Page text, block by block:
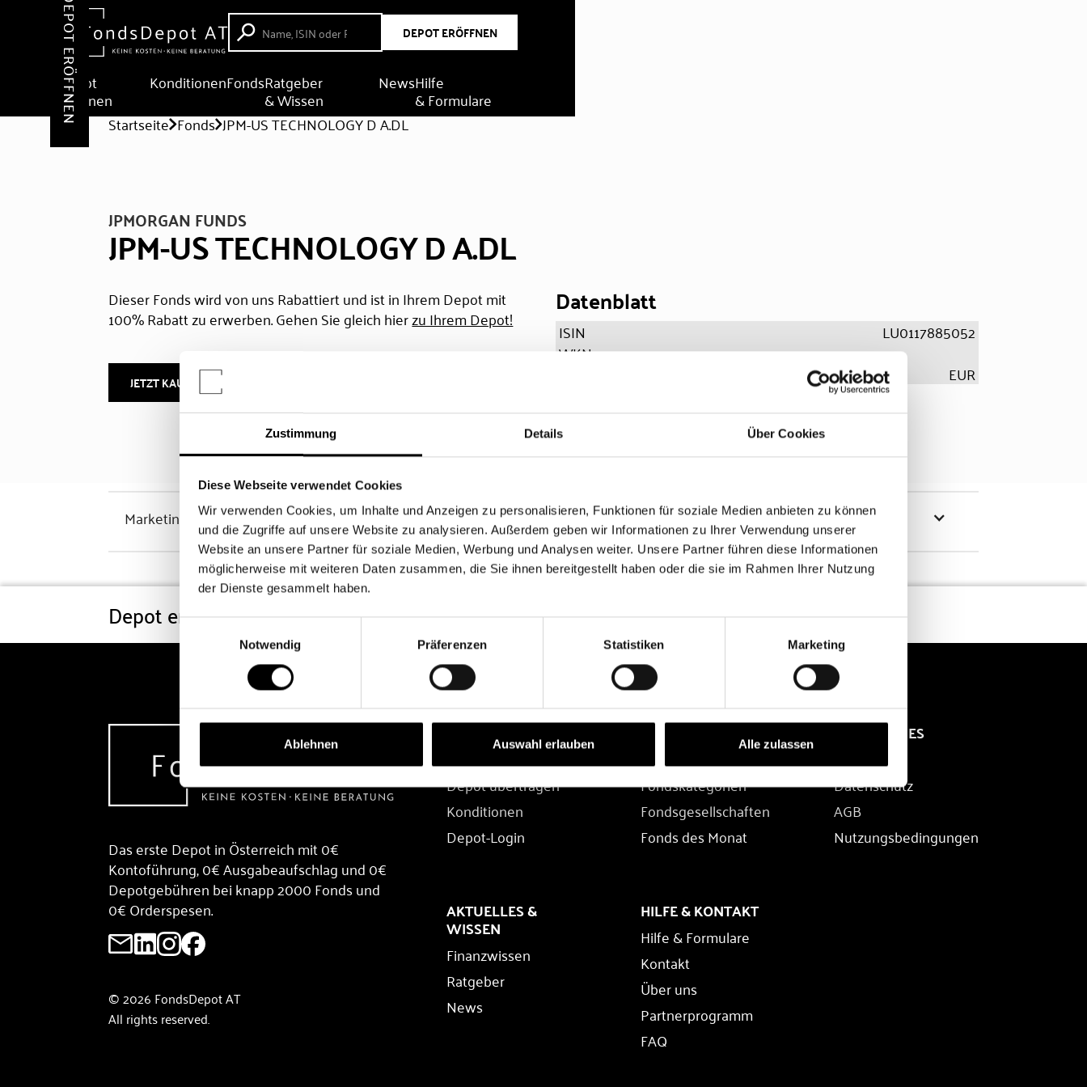
Zustimmung Details Über Cookies
Diese Webseite verwendet Cookies
Wir verwenden Cookies, um Inhalte und Anzeigen zu personalisieren, Funktionen für soziale Medien anbieten zu können
und die Zugriffe auf unsere Website zu analysieren. Außerdem geben wir Informationen zu Ihrer Verwendung unserer
Website an unsere Partner für soziale Medien, Werbung und Analysen weiter. Unsere Partner führen diese Informationen
möglicherweise mit weiteren Daten zusammen, die Sie ihnen bereitgestellt haben oder die sie im Rahmen Ihrer Nutzung
der Dienste gesammelt haben.
Einwilligungsauswahl
Notwendig
Präferenzen Statistiken Marketing
Ablehnen Auswahl erlauben Alle zulassen
DEPOT ERÖFFNEN
Depot
eröffnen
KonditionenFondsRatgeber
& Wissen
NewsHilfe
& Formulare
DEPOT ERÖFFNEN Startseite Fonds JPM-US TECHNOLOGY D A.DL
JPMORGAN FUNDS
JPM-US TECHNOLOGY D A.DL
Dieser Fonds wird von uns Rabattiert und ist in Ihrem Depot mit
100% Rabatt zu erwerben. Gehen Sie gleich hierzu Ihrem Depot!
JETZT KAUFEN
Datenblatt
ISIN
LU0117885052
WKN
EUR
Marketinghinweis Chancen & Risiken
Depot eröffnen Konditionen Fonds FAQ
Das erste Depot in Österreich mit 0€
Kontoführung, 0€ Ausgabeaufschlag und 0€
Depotgebühren bei knapp 2000 Fonds und
0€ Orderspesen.
© 2026 FondsDepot AT
All rights reserved.
DEPOT
Depot übertragen
Konditionen
Depot-Login
FONDS
Fondssuche
Fondskategorien
Fondsgesellschaften
Fonds des Monat
RECHTLICHES
Impressum
Datenschutz
AGB
Nutzungsbedingungen
AKTUELLES &
WISSEN
Finanzwissen
Ratgeber
News
HILFE & KONTAKT
Hilfe & Formulare
Kontakt
Über uns
Partnerprogramm
FAQ